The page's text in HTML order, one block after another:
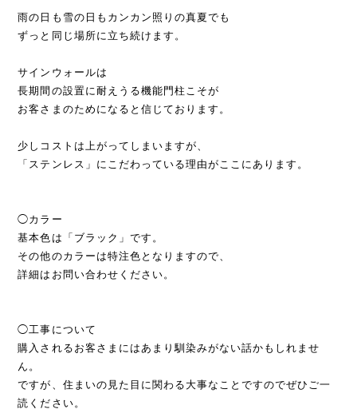
雨の日も雪の日もカンカン照りの真夏でも
ずっと同じ場所に立ち続けます。
サインウォールは
長期間の設置に耐えうる機能門柱こそが
お客さまのためになると信じております。
少しコストは上がってしまいますが、
「ステンレス」にこだわっている理由がここにあります。
◯カラー
基本色は「ブラック」です。
その他のカラーは特注色となりますので、
詳細はお問い合わせください。
◯工事について
購入されるお客さまにはあまり馴染みがない話かもしれませ
ん。
ですが、住まいの見た目に関わる大事なことですのでぜひご一
読ください。